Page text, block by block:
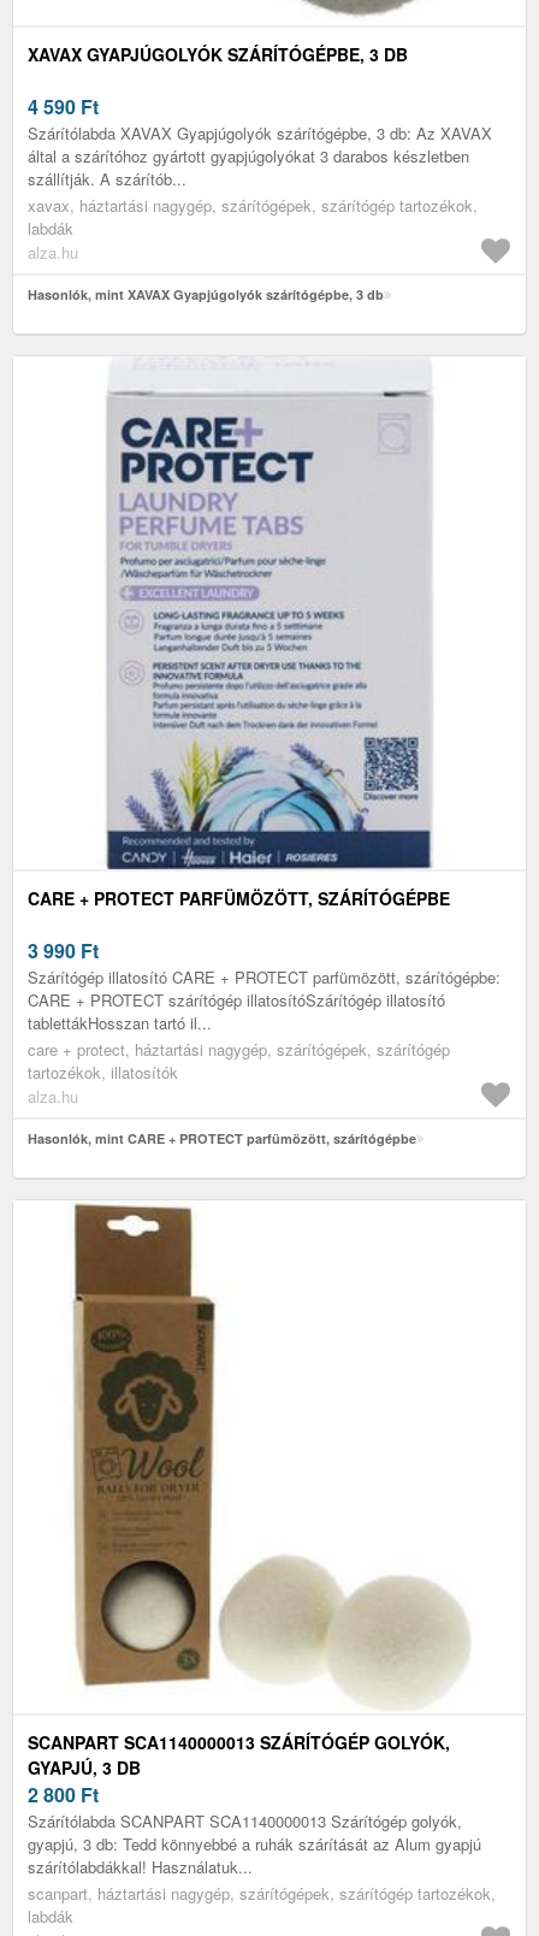
XAVAX GYAPJÚGOLYÓK SZÁRÍTÓGÉPBE, 3 DB
4 590 Ft
Szárítólabda XAVAX Gyapjúgolyók szárítógépbe, 3 db: Az XAVAX
által a szárítóhoz gyártott gyapjúgolyókat 3 darabos készletben
szállítják. A szárítób...
xavax, háztartási nagygép, szárítógépek, szárítógép tartozékok,
labdák
alza.hu
Hasonlók, mint XAVAX Gyapjúgolyók szárítógépbe, 3 db
CARE + PROTECT PARFÜMÖZÖTT, SZÁRÍTÓGÉPBE
3 990 Ft
Szárítógép illatosító CARE + PROTECT parfümözött, szárítógépbe:
CARE + PROTECT szárítógép illatosítóSzárítógép illatosító
tablettákHosszan tartó il...
care + protect, háztartási nagygép, szárítógépek, szárítógép
tartozékok, illatosítók
alza.hu
Hasonlók, mint CARE + PROTECT parfümözött, szárítógépbe
SCANPART SCA1140000013 SZÁRÍTÓGÉP GOLYÓK,
GYAPJÚ, 3 DB
2 800 Ft
Szárítólabda SCANPART SCA1140000013 Szárítógép golyók,
gyapjú, 3 db: Tedd könnyebbé a ruhák szárítását az Alum gyapjú
szárítólabdákkal! Használatuk...
scanpart, háztartási nagygép, szárítógépek, szárítógép tartozékok,
labdák